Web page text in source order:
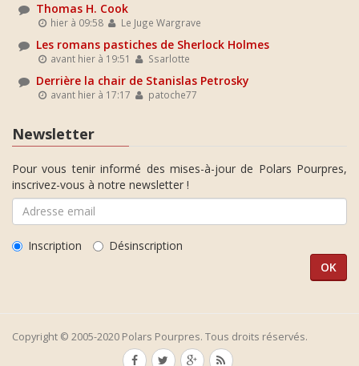
Thomas H. Cook
hier à 09:58 Le Juge Wargrave
Les romans pastiches de Sherlock Holmes
avant hier à 19:51 Ssarlotte
Derrière la chair de Stanislas Petrosky
avant hier à 17:17 patoche77
Newsletter
Pour vous tenir informé des mises-à-jour de Polars Pourpres,
inscrivez-vous à notre newsletter !
Inscription Désinscription
Copyright © 2005-2020 Polars Pourpres. Tous droits réservés.